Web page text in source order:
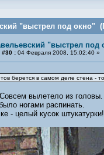
"выстрел под окно"
"выстрел под
#30 :04 Февраля 2008, 15:02:40 »
берется в самом деле стена -
вылетело из
ногами распинать.
- целый кусок штукатурки!